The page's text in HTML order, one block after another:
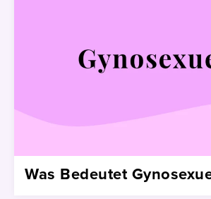
Was Bedeutet